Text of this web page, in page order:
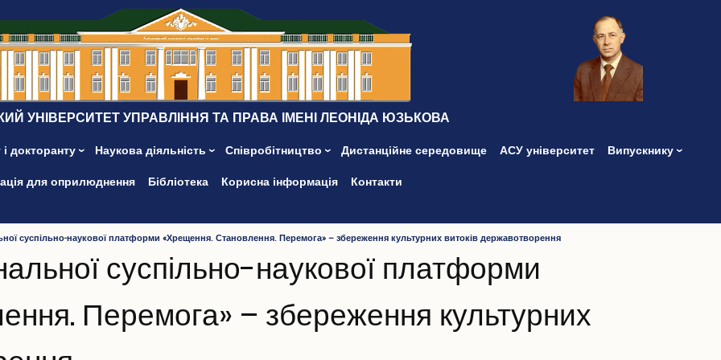
УНІВЕРСИТЕТ УПРАВЛІННЯ ТА ПРАВА ІМЕНІ ЛЕОНІДА ЮЗЬКОВА
докторанту Наукова діяльність Співробітництво Дистанційне середовище АСУ університет
Випускнику
для оприлюднення
Бібліотека Корисна інформація Контакти
суспільно-наукової платформи «Хрещення. Становлення. Перемога» – збереження культурних витоків державотворення
суспільно-наукової платформи
Перемога» – збереження культурних